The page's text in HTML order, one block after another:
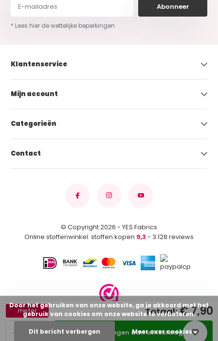
+
-
meter
Toevoegen aan winkelwagen
Totaal:€ 7,90
Abonneer
* Lees hier de wettelijke beperkingen
Klantenservice
Mijn account
Categorieën
Contact
© Copyright 2026 - YES Fabrics
Online stoffenwinkel: stoffen kopen 9,3 - 3.128 reviews
Door het gebruiken van onze website, ga je akkoord met het
gebruik van cookies om onze website te verbeteren.
Dit bericht verbergen Meer over cookies »